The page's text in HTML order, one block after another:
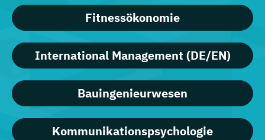
Fitnessökonomie
International Management (DE/EN)
Bauingenieurwesen
Kommunikationspsychologie